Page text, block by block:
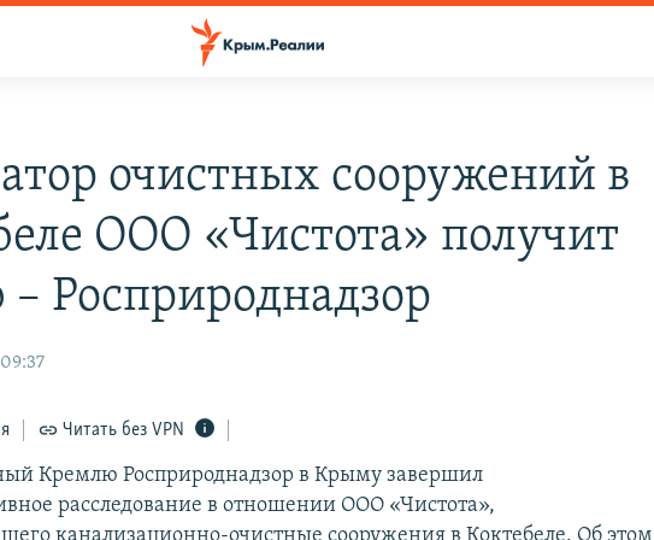
очистных сооружений в
ООО «Чистота» получит
Росприроднадзор
Читать без VPN
Кремлю Росприроднадзор в Крыму завершил
расследование в отношении ООО «Чистота»,